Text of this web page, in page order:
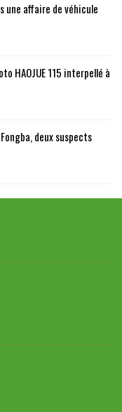
une affaire de véhicule
HAOJUE 115 interpellé à
deux suspects